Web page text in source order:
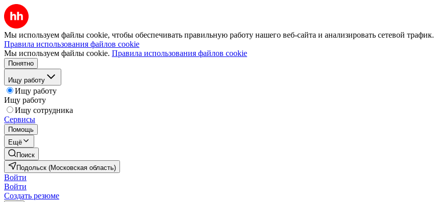
Мы используем файлы cookie, чтобы обеспечивать правильную работу нашего веб-сайта и анализировать сетевой трафик.
Правила использования файлов cookie
Мы используем файлы cookie. Правила использования файлов cookie
Понятно
Ищу работу
Ищу работу
Ищу работу
Ищу сотрудника
Сервисы
Помощь
Ещё
Поиск
Подольск (Московская область)
Войти
Войти
Создать резюме